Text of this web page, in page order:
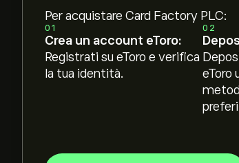
Per acquistare Card Factory PLC:
01
Crea un account eToro:
Registrati su eToro e verifica
la tua identità.
02
eToro